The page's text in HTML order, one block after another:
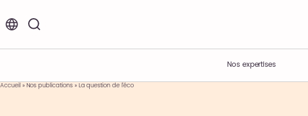
Nos expertises
Accueil»Nos publications»La question de l’éco